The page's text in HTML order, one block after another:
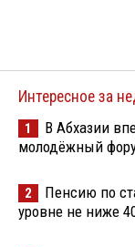
Интересное за
1
В Абхазии
молодёжный
2
Пенсию по
уровне не ниже